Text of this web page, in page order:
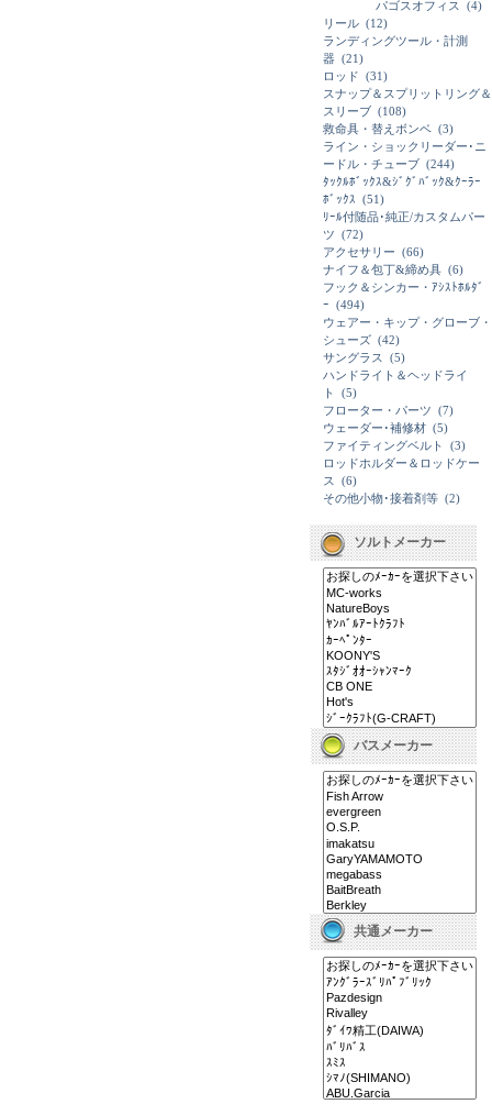
パゴスオフィス
(4)
リール (12)
ランディングツール・計測
器 (21)
ロッド (31)
スナップ＆スプリットリング＆
スリーブ (108)
救命具・替えボンベ (3)
ライン・ショックリーダー･ニ
ードル・チューブ (244)
ﾀｯｸﾙﾎﾞｯｸｽ&ｼﾞｸﾞﾊﾞｯｸ&ｸｰﾗｰ
ﾎﾞｯｸｽ (51)
ﾘｰﾙ付随品･純正/カスタムパー
ツ (72)
アクセサリー (66)
ナイフ＆包丁&締め具 (6)
フック＆シンカー・ｱｼｽﾄﾎﾙﾀﾞ
ｰ (494)
ウェアー・キップ・グローブ・
シューズ (42)
サングラス
(5)
ハンドライト＆ヘッドライ
ト
(5)
フローター・パーツ (7)
ウェーダー･補修材 (5)
ファイティングベルト
(3)
ロッドホルダー＆ロッドケー
ス
(6)
その他小物･接着剤等 (2)
ソルトメーカー
バスメーカー
共通メーカー